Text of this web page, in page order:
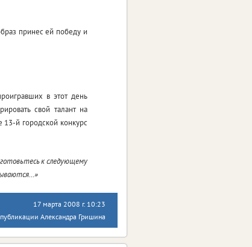
принес ей победу и
в этот день
свой талант на
й городской конкурс
к следующему
17 марта 2008 г. 10:23
Александра Гришина